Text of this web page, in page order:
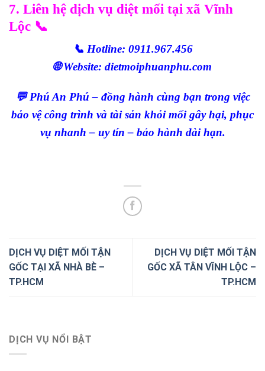
7. Liên hệ dịch vụ diệt mối tại xã Vĩnh
Lộc 📞
📞 Hotline: 0911.967.456
🌐 Website: dietmoiphuanphu.com
💬 Phú An Phú – đồng hành cùng bạn trong việc
bảo vệ công trình và tài sản khỏi mối gây hại, phục
vụ nhanh – uy tín – bảo hành dài hạn.
DỊCH VỤ DIỆT MỐI TẬN
GỐC TẠI XÃ NHÀ BÈ –
TP.HCM
DỊCH VỤ DIỆT MỐI TẬN
GỐC XÃ TÂN VĨNH LỘC –
TP.HCM
DỊCH VỤ NỔI BẬT